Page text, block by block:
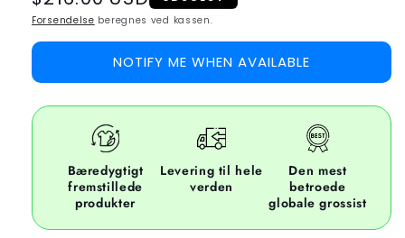
price
Forsendelse beregnes ved kassen.
NOTIFY ME WHEN AVAILABLE
Bæredygtigt
fremstillede
produkter
Levering til hele
verden
Den mest
betroede
globale grossist